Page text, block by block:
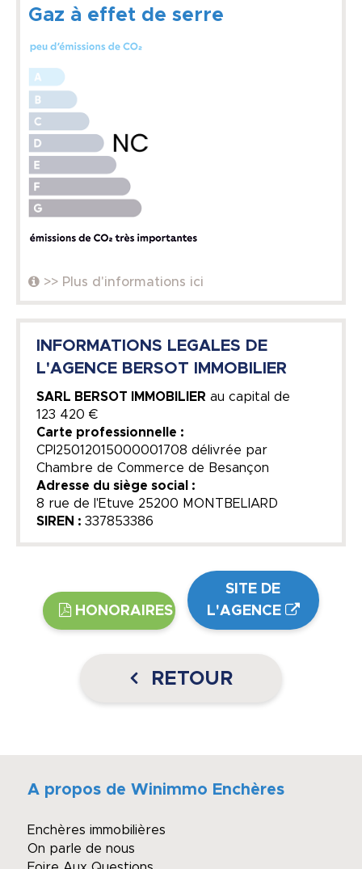
Gaz à effet de serre
>> Plus d'informations ici
INFORMATIONS LEGALES DE
L'AGENCE BERSOT IMMOBILIER
SARL BERSOT IMMOBILIER au capital de
123 420 €
Carte professionnelle :
CPI25012015000001708 délivrée par
Chambre de Commerce de Besançon
Adresse du siège social :
8 rue de l'Etuve 25200 MONTBELIARD
SIREN : 337853386
HONORAIRES
SITE DE
L'AGENCE
RETOUR
A propos de Winimmo Enchères
Enchères immobilières
On parle de nous